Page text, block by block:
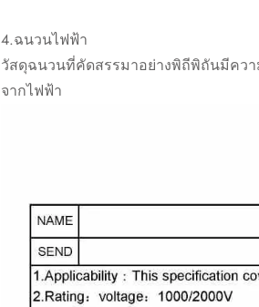
4.ฉนวนไฟฟ้า
วัสดุฉนวนที่คัดสรรมาอย่างพิถีพิถันมีคว
จากไฟฟ้า